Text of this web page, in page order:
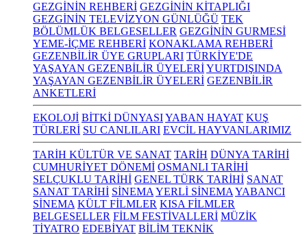
GEZGİNİN REHBERİ GEZGİNİN KİTAPLIĞI
GEZGİNİN TELEVİZYON GÜNLÜĞÜ TEK
BÖLÜMLÜK BELGESELLER GEZGİNİN GURMESİ
YEME-İÇME REHBERİ KONAKLAMA REHBERİ
GEZENBİLİR ÜYE GRUPLARI TÜRKİYE'DE
YAŞAYAN GEZENBİLİR ÜYELERİYURTDIŞINDA
YAŞAYAN GEZENBİLİR ÜYELERİ GEZENBİLİR
ANKETLERİ
EKOLOJİ BİTKİ DÜNYASIYABAN HAYAT KUŞ
TÜRLERİ SU CANLILARI EVCİL HAYVANLARIMIZ
TARİH KÜLTÜR VE SANAT TARİH DÜNYA TARİHİ
CUMHURİYET DÖNEMİ OSMANLI TARİHİ
SELÇUKLU TARİHİ GENEL TÜRK TARİHİ SANAT
SANAT TARİHİ SİNEMA YERLİ SİNEMA YABANCI
SİNEMA KÜLT FİLMLER KISA FİLMLER
BELGESELLER FİLM FESTİVALLERİ MÜZİK
TİYATRO EDEBİYAT BİLİM TEKNİK